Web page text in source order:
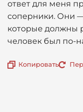
ответ для меня
соперники. Они
которые должны
человек был по-
Копировать